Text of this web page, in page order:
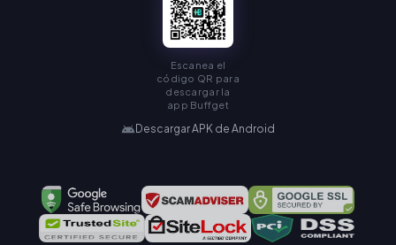
Escanea el
código QR para
descargar la
app Buffget
Descargar APK de Android